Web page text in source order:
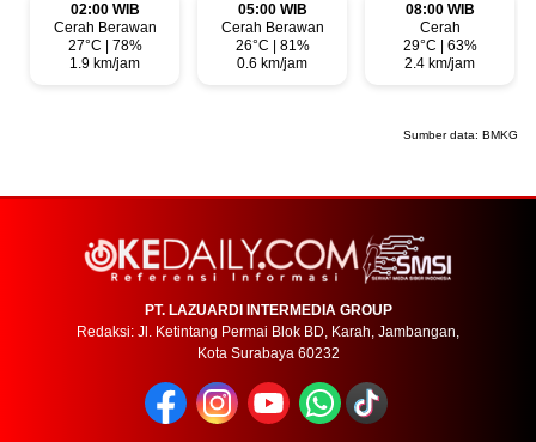
02:00 WIB
Cerah Berawan
27°C | 78%
1.9 km/jam
05:00 WIB
Cerah Berawan
26°C | 81%
0.6 km/jam
08:00 WIB
Cerah
29°C | 63%
2.4 km/jam
Sumber data: BMKG
PT. LAZUARDI INTERMEDIA GROUP
Redaksi: Jl. Ketintang Permai Blok BD, Karah, Jambangan,
Kota Surabaya 60232